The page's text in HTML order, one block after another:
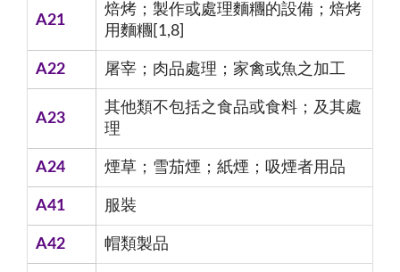
A21
焙烤；製作或處理麵糰的設備；焙烤
用麵糰[1,8]
A22 屠宰；肉品處理；家禽或魚之加工
A23
其他類不包括之食品或食料；及其處
理
A24 煙草；雪茄煙；紙煙；吸煙者用品
A41 服裝
A42 帽類製品